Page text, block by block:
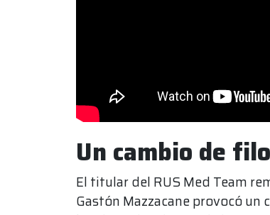
Un cambio de
El titular del RUS Med Team
Gastón Mazzacane provocó